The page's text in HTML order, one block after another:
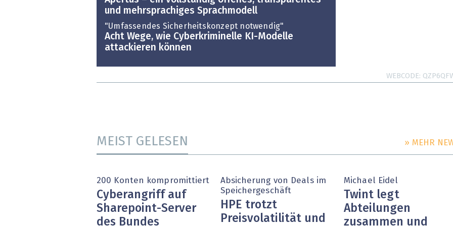
und mehrsprachiges Sprachmodell
"Umfassendes Sicherheitskonzept notwendig"
Acht Wege, wie Cyberkriminelle KI-Modelle
attackieren können
WEBCODE
MEIST GELESEN » MEHR
200 Konten kompromittiert
Cyberangriff auf
Sharepoint-Server
des Bundes
Absicherung von Deals im
Speichergeschäft
HPE trotzt
Preisvolatilität und
Michael Eidel
Twint legt
Abteilungen
zusammen und